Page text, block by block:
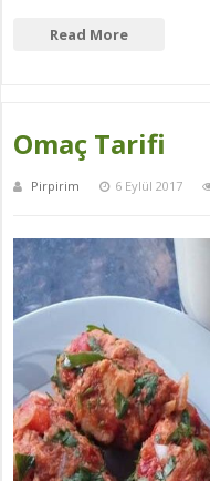
Read More
Omaç Tarifi
Pirpirim 6 Eylül 2017